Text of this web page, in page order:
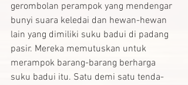
gerombolan perampok yang mendengar
bunyi suara keledai dan hewan-hewan
lain yang dimiliki suku badui di padang
pasir. Mereka memutuskan untuk
merampok barang-barang berharga
suku badui itu. Satu demi satu tenda-